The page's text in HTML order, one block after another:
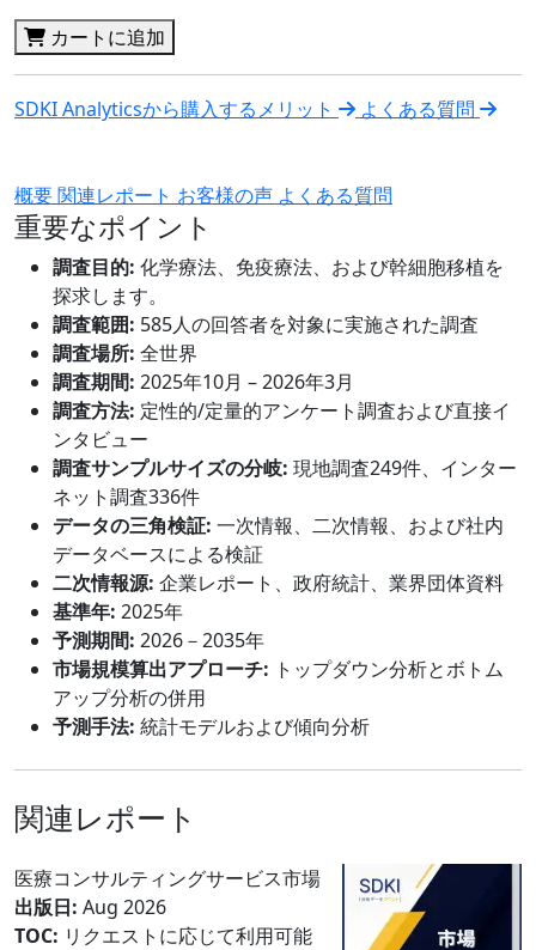
カートに追加
SDKI Analyticsから購入するメリット よくある質問
概要関連レポート お客様の声 よくある質問
重要なポイント
調査目的: 化学療法、免疫療法、および幹細胞移植を
探求します。
調査範囲: 585人の回答者を対象に実施された調査
調査場所: 全世界
調査期間: 2025年10月 – 2026年3月
調査方法: 定性的/定量的アンケート調査および直接イ
ンタビュー
調査サンプルサイズの分岐: 現地調査249件、インター
ネット調査336件
データの三角検証: 一次情報、二次情報、および社内
データベースによる検証
二次情報源: 企業レポート、政府統計、業界団体資料
基準年: 2025年
予測期間: 2026－2035年
市場規模算出アプローチ: トップダウン分析とボトム
アップ分析の併用
予測手法: 統計モデルおよび傾向分析
関連レポート
医療コンサルティングサービス市場
出版日: Aug 2026
TOC: リクエストに応じて利用可能